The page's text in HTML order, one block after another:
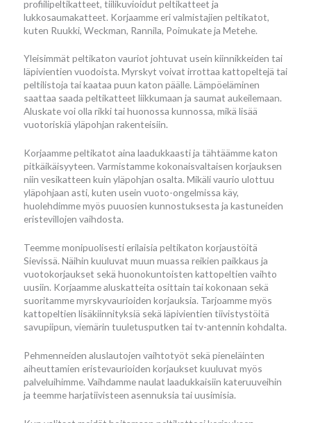
profiilipeltikatteet, tiilikuvioidut peltikatteet ja
lukkosaumakatteet. Korjaamme eri valmistajien peltikatot,
kuten Ruukki, Weckman, Rannila, Poimukate ja Metehe.
Yleisimmät peltikaton vauriot johtuvat usein kiinnikkeiden tai
läpivientien vuodoista. Myrskyt voivat irrottaa kattopeltejä tai
peltilistoja tai kaataa puun katon päälle. Lämpöeläminen
saattaa saada peltikatteet liikkumaan ja saumat aukeilemaan.
Aluskate voi olla rikki tai huonossa kunnossa, mikä lisää
vuotoriskiä yläpohjan rakenteisiin.
Korjaamme peltikatot aina laadukkaasti ja tähtäämme katon
pitkäikäisyyteen. Varmistamme kokonaisvaltaisen korjauksen
niin vesikatteen kuin yläpohjan osalta. Mikäli vaurio ulottuu
yläpohjaan asti, kuten usein vuoto-ongelmissa käy,
huolehdimme myös puuosien kunnostuksesta ja kastuneiden
eristevillojen vaihdosta.
Teemme monipuolisesti erilaisia peltikaton korjaustöitä
Sievissä. Näihin kuuluvat muun muassa reikien paikkaus ja
vuotokorjaukset sekä huonokuntoisten kattopeltien vaihto
uusiin. Korjaamme aluskatteita osittain tai kokonaan sekä
suoritamme myrskyvaurioiden korjauksia. Tarjoamme myös
kattopeltien lisäkiinnityksiä sekä läpivientien tiivistystöitä
savupiipun, viemärin tuuletusputken tai tv-antennin kohdalta.
Pehmenneiden aluslautojen vaihtotyöt sekä pieneläinten
aiheuttamien eristevaurioiden korjaukset kuuluvat myös
palveluihimme. Vaihdamme naulat laadukkaisiin kateruuveihin
ja teemme harjatiivisteen asennuksia tai uusimisia.